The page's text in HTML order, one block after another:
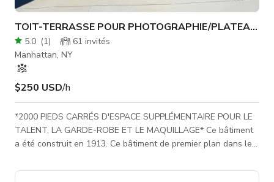
TOIT-TERRASSE POUR PHOTOGRAPHIE/PLATEAU
5.0 (1) 61 invités
Manhattan, NY
$250 USD/h
*2000 PIEDS CARRÉS D'ESPACE SUPPLÉMENTAIRE POUR LE
TALENT, LA GARDE-ROBE ET LE MAQUILLAGE* Ce bâtiment
a été construit en 1913. Ce bâtiment de premier plan dans le
extérieurs sur Riverside Drive. Une rue bordée d'arbres, un